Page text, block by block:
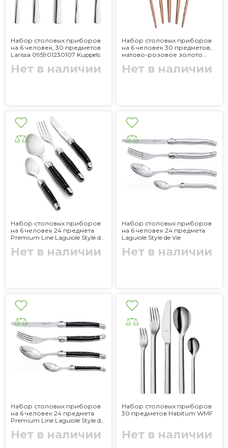
Набор столовых приборов
на 6 человек, 30 предметов
Larissa 095901230107 Kuppels
Нет в наличии
Набор столовых приборов
на 6 человек 30 предметов,
матово-розовое золото
Нет в наличии
Набор столовых приборов
на 6 человек 24 предмета
Premium Line Laguiole Style de
Нет в наличии
Набор столовых приборов
на 6 человек 24 предмета
Laguiole Style de Vie
Нет в наличии
Набор столовых приборов
на 6 человек 24 предмета
Premium Line Laguiole Style de
Нет в наличии
Набор столовых приборов
30 предметов Habitum WMF
Нет в наличии